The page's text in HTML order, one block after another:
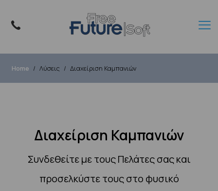
Home Λύσεις Διαχείριση Καμπανιών
Διαχείριση Καμπανιών
Συνδεθείτε με τους Πελάτες σας και
προσελκύστε τους στο φυσικό